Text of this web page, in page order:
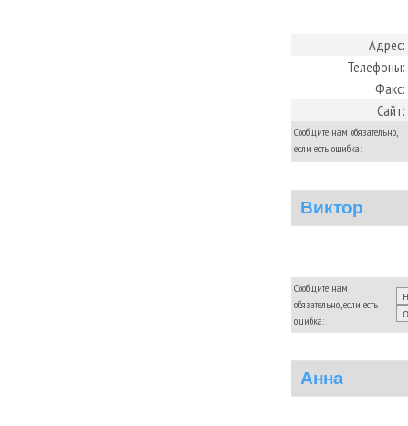
Адрес:
Телефоны:
Факс:
Сайт:
Сообщите нам обязательно,
если есть ошибка:
Виктор
Сообщите нам
обязательно, если есть
ошибка:
Анна